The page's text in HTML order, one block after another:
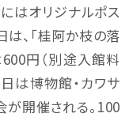
はオリジナルポス
は、「桂阿か枝の落
円（別途入館料
は博物館・カワサ
が開催される。100